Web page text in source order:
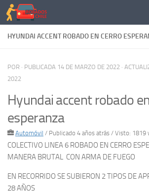
Saltar al contenido
HYUNDAI ACCENT ROBADO EN CERRO
POR · PUBLICADA 14 DE MARZO DE 2022 ·
2022
Hyundai accent robado
esperanza
Automóvil / Publicado 4 años atrás / Visto: 1819
COLECTIVO LINEA 6 ROBADO EN CERRO
MANERA BRUTAL CON ARMA DE FUEGO
EN RECORRIDO SE SUBIERON 2 TIPOS DE
28 AÑOS